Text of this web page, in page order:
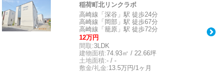
稲荷町北リンクラボ
高崎線「深谷」駅 徒歩24分
高崎線「岡部」駅 徒歩67分
高崎線「籠原」駅 徒歩72分
12万円
間取:3LDK
建物面積:74.93㎡ / 22.66坪
土地面積:- / -
敷金/礼金:13.5万円/1ヶ月